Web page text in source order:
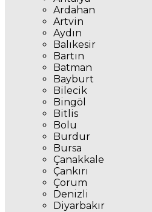
Ardahan
Artvin
Aydın
Balıkesir
Bartın
Batman
Bayburt
Bilecik
Bingöl
Bitlis
Bolu
Burdur
Bursa
Çanakkale
Çankırı
Çorum
Denizli
Diyarbakır